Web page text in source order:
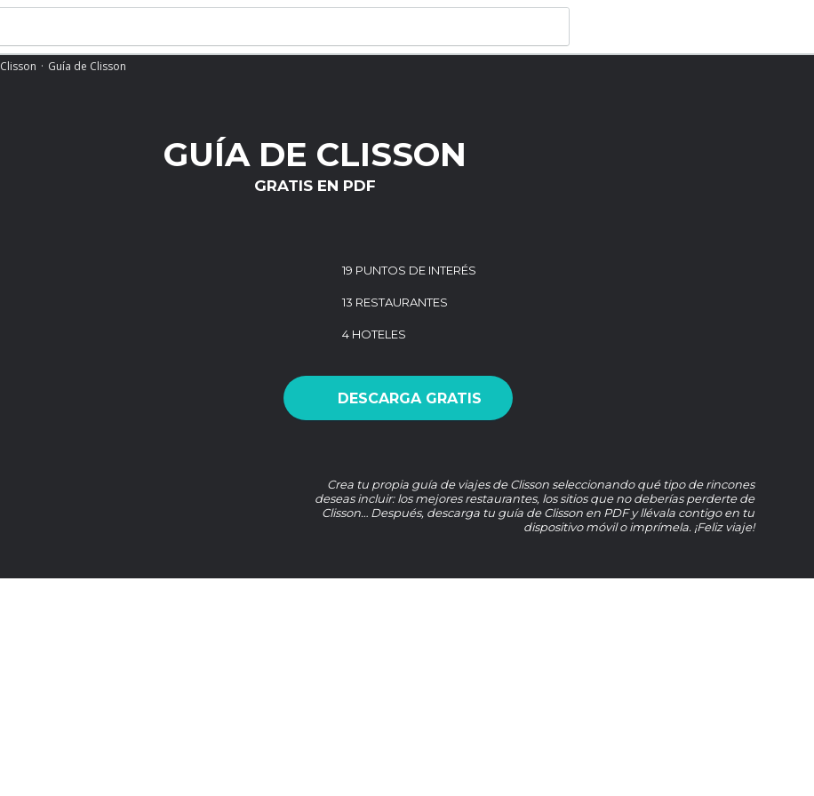
Clisson Guía de Clisson
GUÍA DE CLISSON
GRATIS EN PDF
19 PUNTOS DE INTERÉS
13 RESTAURANTES
4 HOTELES
DESCARGA GRATIS
Crea tu propia guía de viajes de Clisson seleccionando qué tipo de rincones
deseas incluir: los mejores restaurantes, los sitios que no deberías perderte de
Clisson… Después, descarga tu guía de Clisson en PDF y llévala contigo en tu
dispositivo móvil o imprímela. ¡Feliz viaje!